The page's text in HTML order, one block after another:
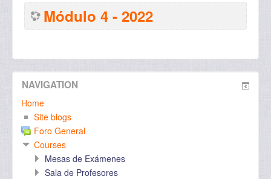
Módulo 4 - 2022
NAVIGATION
Home
Site blogs
Foro General
Courses
Mesas de Exámenes
Sala de Profesores